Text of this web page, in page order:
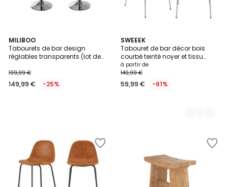
MILIBOO
Tabourets de bar design
réglables transparents (lot de
199,99 €
149,99 € -25%
SWEEEK
Tabouret de bar décor bois
courbé teinté noyer et tissu
déperlant pieds chromé
76,5cm (lot de 2) ERIN
à partir de
149,99 €
59,99 € -61%
3
Couleurs